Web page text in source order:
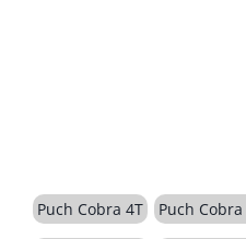
Puch Cobra 4T Puch